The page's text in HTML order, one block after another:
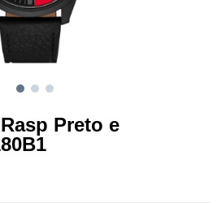
Preto e